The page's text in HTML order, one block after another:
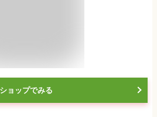
ショップでみる